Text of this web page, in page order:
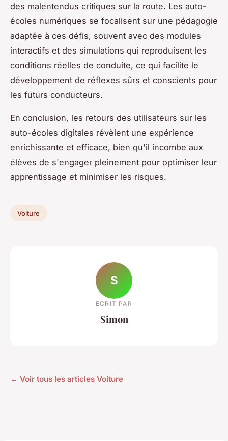
des malentendus critiques sur la route. Les auto-
écoles numériques se focalisent sur une pédagogie
adaptée à ces défis, souvent avec des modules
interactifs et des simulations qui reproduisent les
conditions réelles de conduite, ce qui facilite le
développement de réflexes sûrs et conscients pour
les futurs conducteurs.
En conclusion, les retours des utilisateurs sur les
auto-écoles digitales révèlent une expérience
enrichissante et efficace, bien qu'il incombe aux
élèves de s'engager pleinement pour optimiser leur
apprentissage et minimiser les risques.
Voiture
S
ECRIT PAR
Simon
← Voir tous les articles Voiture